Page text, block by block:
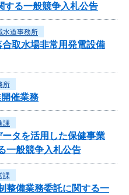
する一般競争入札公告
水道事務所
合取水場非常用発電設備
所
催業務
課
タを活用した保健事業
一般競争入札公告
課
整備業務委託に関する一